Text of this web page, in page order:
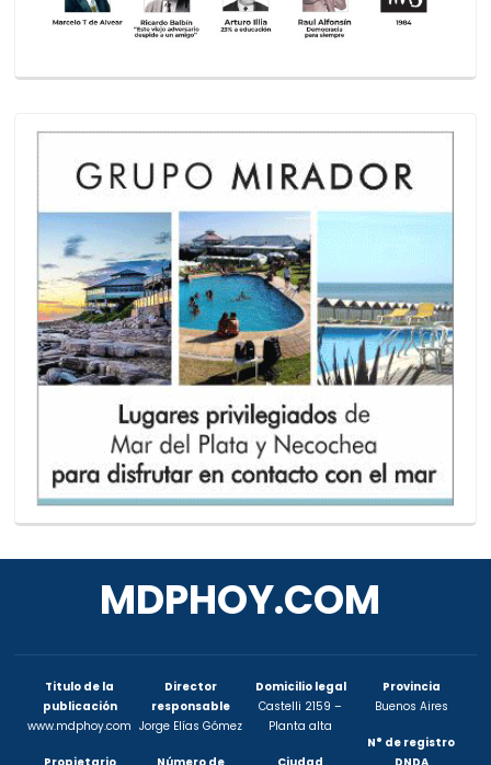
MDPHOY.COM
Titulo de la
publicación
www.mdphoy.com
Director
responsable
Jorge Elías Gómez
Domicilio legal
Castelli 2159 –
Planta alta
Provincia
Buenos Aires
N° de registro